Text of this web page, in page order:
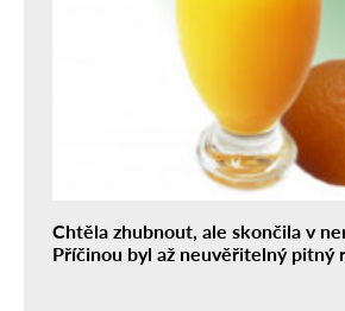
Chtěla zhubnout, ale skončila v
Příčinou byl až neuvěřitelný pitný